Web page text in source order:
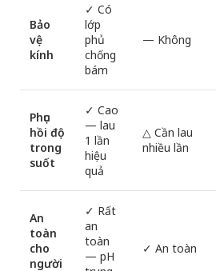
Bảo
vệ
kính
✓ Có
lớp
phủ
chống
bám
— Không
Phục
hồi độ
trong
suốt
✓ Cao
— lau
1 lần
hiệu
quả
△ Cần lau
nhiều lần
An
toàn
cho
người
✓ Rất
an
toàn
— pH
✓ An toàn